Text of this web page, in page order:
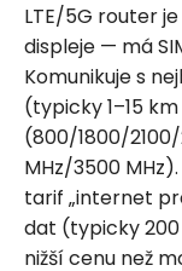
LTE/5G router
displeje — má
Komunikuje s
(typicky 1–15
(800/1800/
MHz/3500
tarif „internet
dat (typicky 200
nižší cenu než